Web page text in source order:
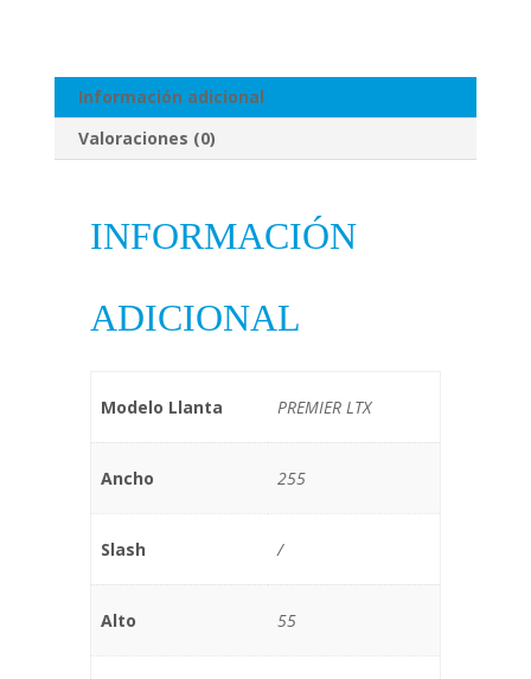
Información adicional
Valoraciones (0)
INFORMACIÓN
ADICIONAL
Modelo Llanta PREMIER LTX
Ancho 255
Slash /
Alto 55